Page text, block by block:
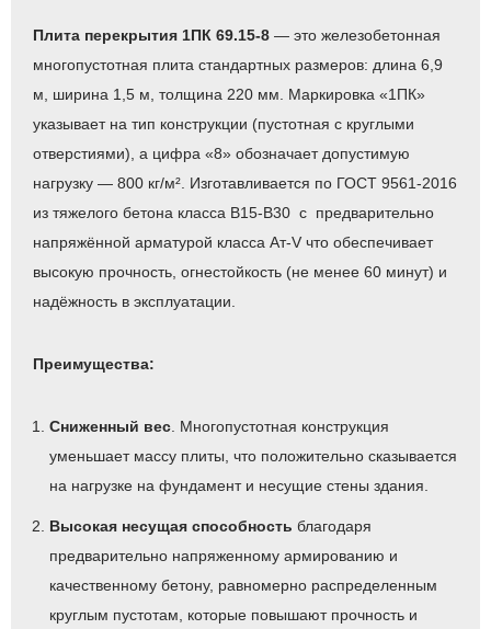
Плита перекрытия 1ПК 69.15-8 — это железобетонная
многопустотная плита стандартных размеров: длина 6,9
м, ширина 1,5 м, толщина 220 мм. Маркировка «1ПК»
указывает на тип конструкции (пустотная с круглыми
отверстиями), а цифра «8» обозначает допустимую
нагрузку — 800 кг/м². Изготавливается по ГОСТ 9561-2016
из тяжелого бетона класса B15-B30 с предварительно
напряжённой арматурой класса Ат‑V что обеспечивает
высокую прочность, огнестойкость (не менее 60 минут) и
надёжность в эксплуатации.
Преимущества:
Сниженный вес . Многопустотная конструкция
уменьшает массу плиты, что положительно сказывается
на нагрузке на фундамент и несущие стены здания.
Высокая несущая способность благодаря
предварительно напряженному армированию и
качественному бетону, равномерно распределенным
круглым пустотам, которые повышают прочность и